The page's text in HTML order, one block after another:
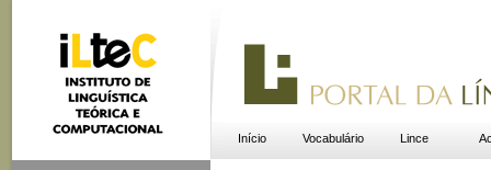
Início Vocabulário Lince